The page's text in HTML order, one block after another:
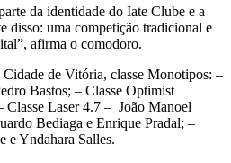
da identidade do Iate Clube e a
disso: uma competição tradicional e
afirma o comodoro.
Cidade de Vitória, classe Monotipos: –
Bastos; – Classe Optimist
Classe Laser 4.7 – João Manoel
Bediaga e Enrique Pradal; –
e Yndahara Salles.